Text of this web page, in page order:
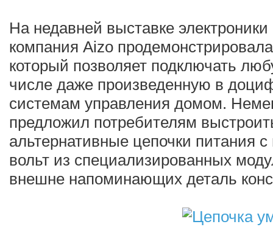
На недавней выставке
компания Aizo
который позволяет подключать
числе даже произведенную в
системам управления домом.
предложил потребителям
альтернативные цепочки питания
вольт из специализированных
внешне напоминающих деталь